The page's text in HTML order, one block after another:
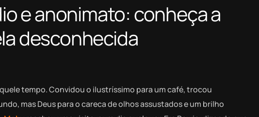
e anonimato: conheça a
desconhecida
tempo. Convidou o ilustríssimo para um café, trocou
mas Deus para o careca de olhos assustados e um brilho